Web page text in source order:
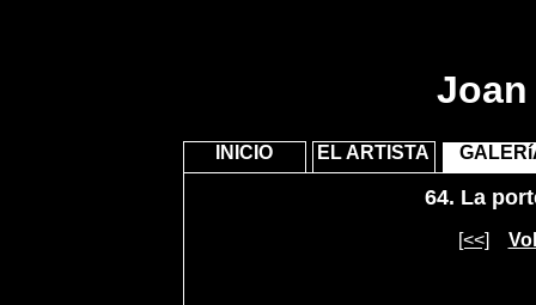
INICIO EL ARTISTA
64. La
[<<]